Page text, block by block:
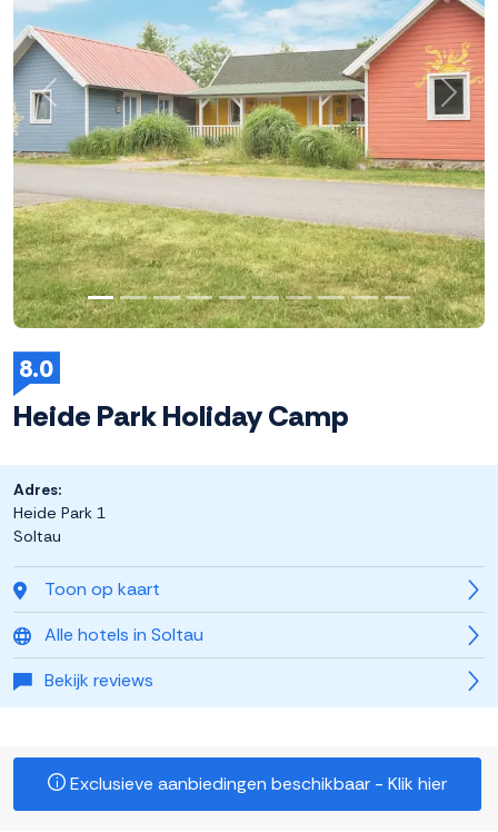
8.0
Heide Park Holiday Camp
Toon op kaart
Alle hotels in Soltau
Bekijk reviews
Adres:
Heide Park 1
Soltau
Exclusieve aanbiedingen beschikbaar - Klik hier